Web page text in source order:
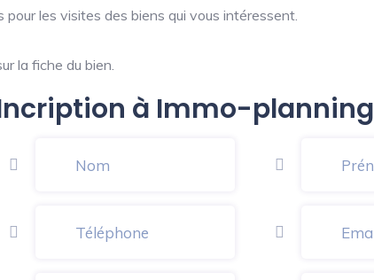
les visites des biens qui vous intéressent.
la fiche du bien.
à Immo-planning